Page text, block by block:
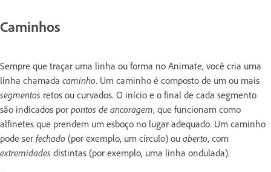
Caminhos
Sempre que traçar uma linha ou forma no Animate, você cria uma
linha chamada caminho. Um caminho é composto de um ou mais
segmentos retos ou curvados. O início e o final de cada segmento
são indicados por pontos de ancoragem, que funcionam como
alfinetes que prendem um esboço no lugar adequado. Um caminho
pode ser fechado (por exemplo, um círculo) ou aberto, com
extremidades distintas (por exemplo, uma linha ondulada).